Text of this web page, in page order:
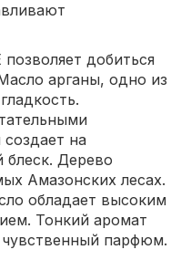
позволяет добиться
арганы, одно из
на
блеск. Дерево
Амазонских лесах.
обладает высоким
Тонкий аромат
парфюм.